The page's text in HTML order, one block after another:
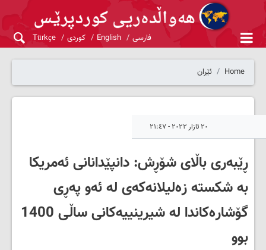
فارسی English کوردی Türkçe
Home ئێران
٢٠ ئازار ٢٠٢٢ - ٢١:٤٧
ڕێبەری باڵای شۆڕش: دانپێدانانی ئەمریکا
بە شکستە زەلیلانەکەی لە ئەو پەڕی
گۆشارەکاندا لە شیرینییەکانی ساڵی 1400
بوو